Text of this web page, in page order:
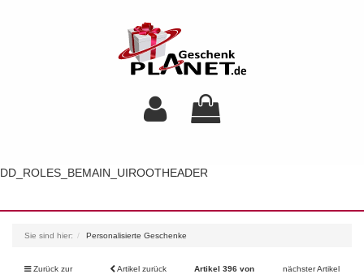
DD_ROLES_BEMAIN_UIROOTHEADER
Sie sind hier: Personalisierte Geschenke
Zurück zur
Artikel zurück
Artikel 396 von
nächster Artikel